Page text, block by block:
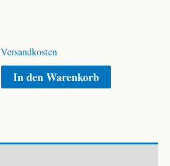
Versandkosten
In den Warenkorb